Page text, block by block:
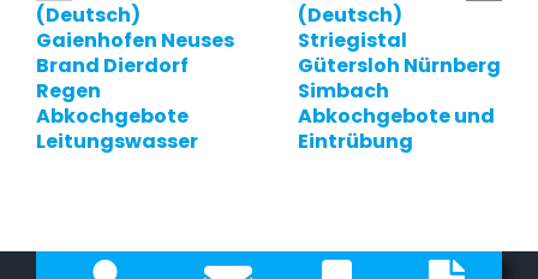
(Deutsch)
Gaienhofen Neuses
Brand Dierdorf
Regen
Abkochgebote
Leitungswasser
(Deutsch)
Striegistal
Gütersloh Nürnberg
Simbach
Abkochgebote und
Eintrübung